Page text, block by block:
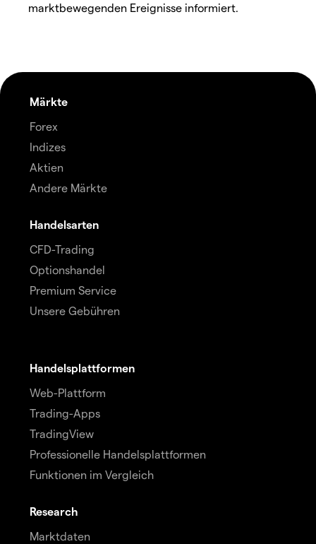
marktbewegenden Ereignisse informiert.
Märkte
Forex
Indizes
Aktien
Andere Märkte
Handelsarten
CFD-Trading
Optionshandel
Premium Service
Unsere Gebühren
Handelsplattformen
Web-Plattform
Trading-Apps
TradingView
Professionelle Handelsplattformen
Funktionen im Vergleich
Research
Marktdaten